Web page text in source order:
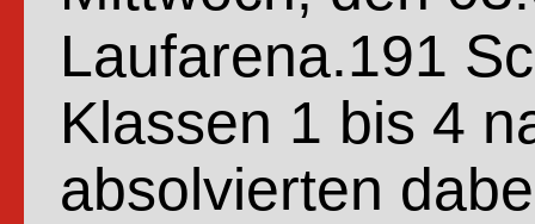
Laufarena.191
Klassen 1 bis 4
absolvierten